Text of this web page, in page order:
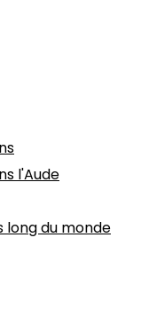
l'Aude
long du monde